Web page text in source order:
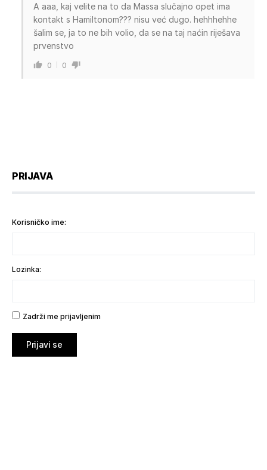
A aaa, kaj velite na to da Massa slučajno opet ima
kontakt s Hamiltonom??? nisu već dugo. hehhhehhe
šalim se, ja to ne bih volio, da se na taj naćin riješava
prvenstvo
0 0
PRIJAVA
Korisničko ime:
Lozinka:
Zadrži me prijavljenim
Prijavi se